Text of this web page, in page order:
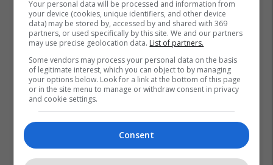
Your personal data will be processed and information from
your device (cookies, unique identifiers, and other device
data) may be stored by, accessed by and shared with 369
partners, or used specifically by this site. We and our partners
may use precise geolocation data. List of partners.
Some vendors may process your personal data on the basis
of legitimate interest, which you can object to by managing
your options below. Look for a link at the bottom of this page
or in the site menu to manage or withdraw consent in privacy
and cookie settings.
Consent